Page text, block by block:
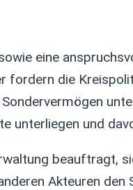
eine
fordern die
unterliegen und
beauftragt,
Akteuren